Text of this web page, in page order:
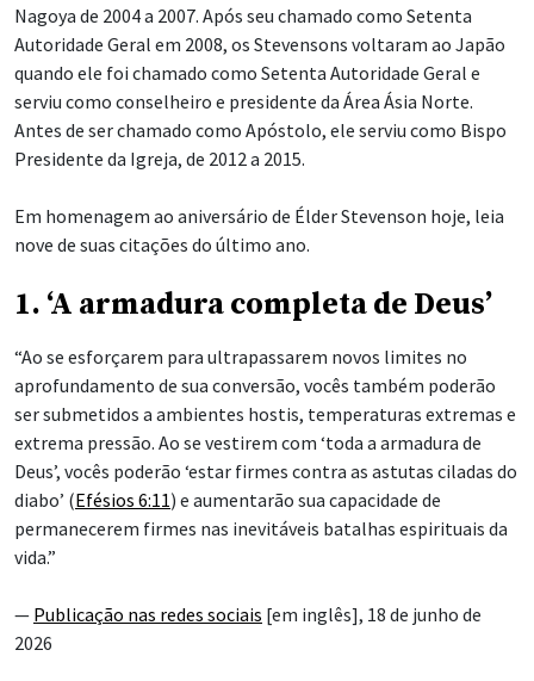
Nagoya de 2004 a 2007. Após seu chamado como Setenta
Autoridade Geral em 2008, os Stevensons voltaram ao Japão
quando ele foi chamado como Setenta Autoridade Geral e
serviu como conselheiro e presidente da Área Ásia Norte.
Antes de ser chamado como Apóstolo, ele serviu como Bispo
Presidente da Igreja, de 2012 a 2015.
Em homenagem ao aniversário de Élder Stevenson hoje, leia
nove de suas citações do último ano.
1. ‘A armadura completa de Deus’
“Ao se esforçarem para ultrapassarem novos limites no
aprofundamento de sua conversão, vocês também poderão
ser submetidos a ambientes hostis, temperaturas extremas e
extrema pressão. Ao se vestirem com ‘toda a armadura de
Deus’, vocês poderão ‘estar firmes contra as astutas ciladas do
diabo’ (Efésios 6:11) e aumentarão sua capacidade de
permanecerem firmes nas inevitáveis batalhas espirituais da
vida.”
— Publicação nas redes sociais [em inglês], 18 de junho de
2026